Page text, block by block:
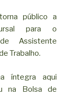
público a
para o
Assistente
Trabalho.
íntegra aqui
na Bolsa de